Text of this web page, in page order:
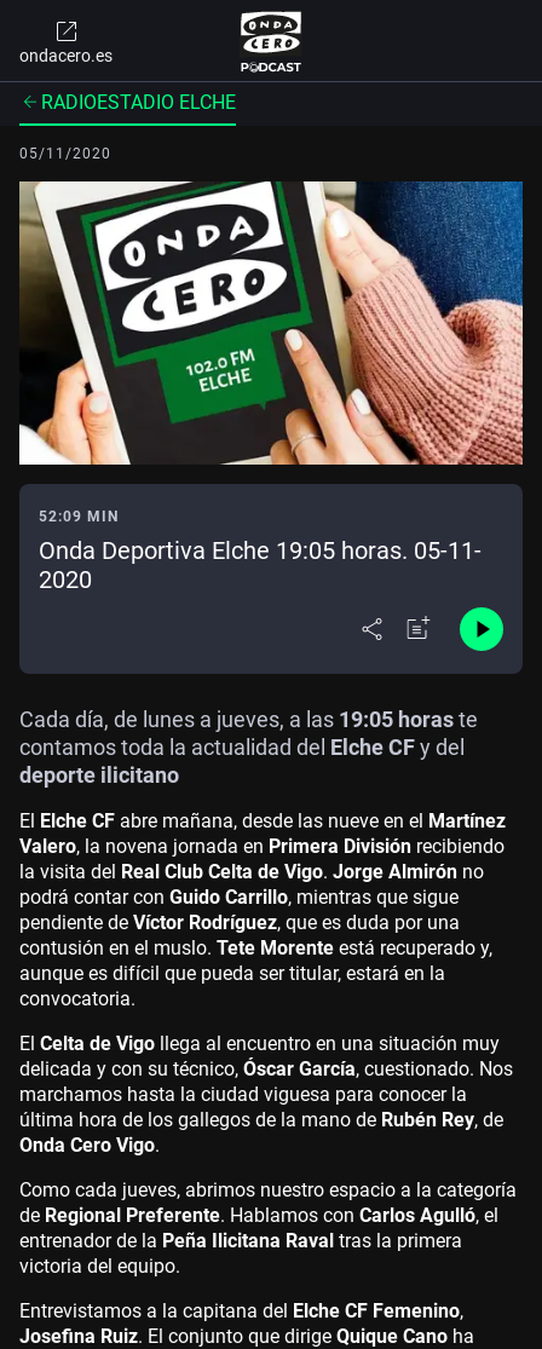
ondacero.es
RADIOESTADIO ELCHE
05/11/2020
52:09 MIN
Onda Deportiva Elche 19:05 horas. 05-11-
2020
Cada día, de lunes a jueves, a las 19:05 horaste
contamos toda la actualidad del Elche CFy del
deporte ilicitano
El Elche CF abre mañana, desde las nueve en el Martínez
Valero, la novena jornada en Primera División recibiendo
la visita del Real Club Celta de Vigo. Jorge Almirón no
podrá contar con Guido Carrillo, mientras que sigue
pendiente de Víctor Rodríguez, que es duda por una
contusión en el muslo. Tete Morente está recuperado y,
aunque es difícil que pueda ser titular, estará en la
convocatoria.
El Celta de Vigo llega al encuentro en una situación muy
delicada y con su técnico, Óscar García, cuestionado. Nos
marchamos hasta la ciudad viguesa para conocer la
última hora de los gallegos de la mano de Rubén Rey, de
Onda Cero Vigo.
Como cada jueves, abrimos nuestro espacio a la categoría
de Regional Preferente. Hablamos con Carlos Agulló, el
entrenador de la Peña Ilicitana Raval tras la primera
victoria del equipo.
Entrevistamos a la capitana del Elche CF Femenino,
Josefina Ruiz. El conjunto que dirige Quique Cano ha